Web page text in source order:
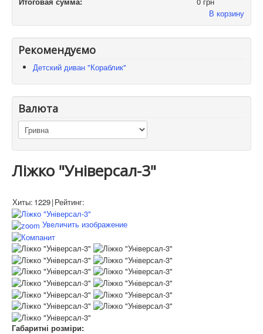
В корзину
Рекомендуємо
Детский диван "Кораблик"
Валюта
Ліжко "Універсал-3"
Хиты: 1229|Рейтинг:
Увеличить изображение
Габаритні розміри: